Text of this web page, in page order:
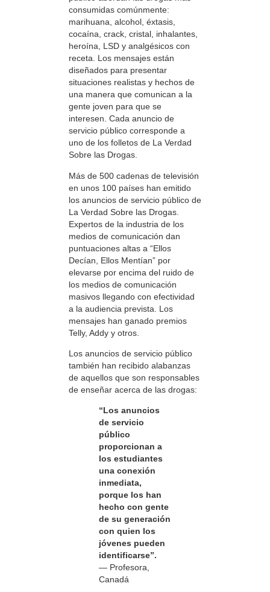
consumidas comúnmente:
marihuana, alcohol, éxtasis,
cocaína, crack, cristal, inhalantes,
heroína, LSD y analgésicos con
receta. Los mensajes están
diseñados para presentar
situaciones realistas y hechos de
una manera que comunican a la
gente joven para que se
interesen. Cada anuncio de
servicio público corresponde a
uno de los folletos de La Verdad
Sobre las Drogas.
Más de 500 cadenas de televisión
en unos 100 países han emitido
los anuncios de servicio público de
La Verdad Sobre las Drogas.
Expertos de la industria de los
medios de comunicación dan
puntuaciones altas a “Ellos
Decían, Ellos Mentían” por
elevarse por encima del ruido de
los medios de comunicación
masivos llegando con efectividad
a la audiencia prevista. Los
mensajes han ganado premios
Telly, Addy y otros.
Los anuncios de servicio público
también han recibido alabanzas
de aquellos que son responsables
de enseñar acerca de las drogas:
“Los anuncios
de servicio
público
proporcionan a
los estudiantes
una conexión
inmediata,
porque los han
hecho con gente
de su generación
con quien los
jóvenes pueden
identificarse”.
— Profesora,
Canadá